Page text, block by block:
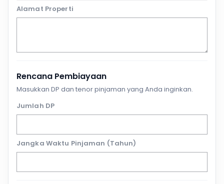
Alamat Properti
Rencana Pembiayaan
Masukkan DP dan tenor pinjaman yang Anda inginkan.
Jumlah DP
Jangka Waktu Pinjaman (Tahun)